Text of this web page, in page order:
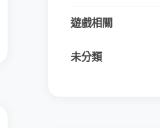
遊戲相關
未分類